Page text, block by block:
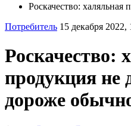
Роскачество:
Потребитель 15 декабря 2022,
Роскачество:
продукция не
дороже